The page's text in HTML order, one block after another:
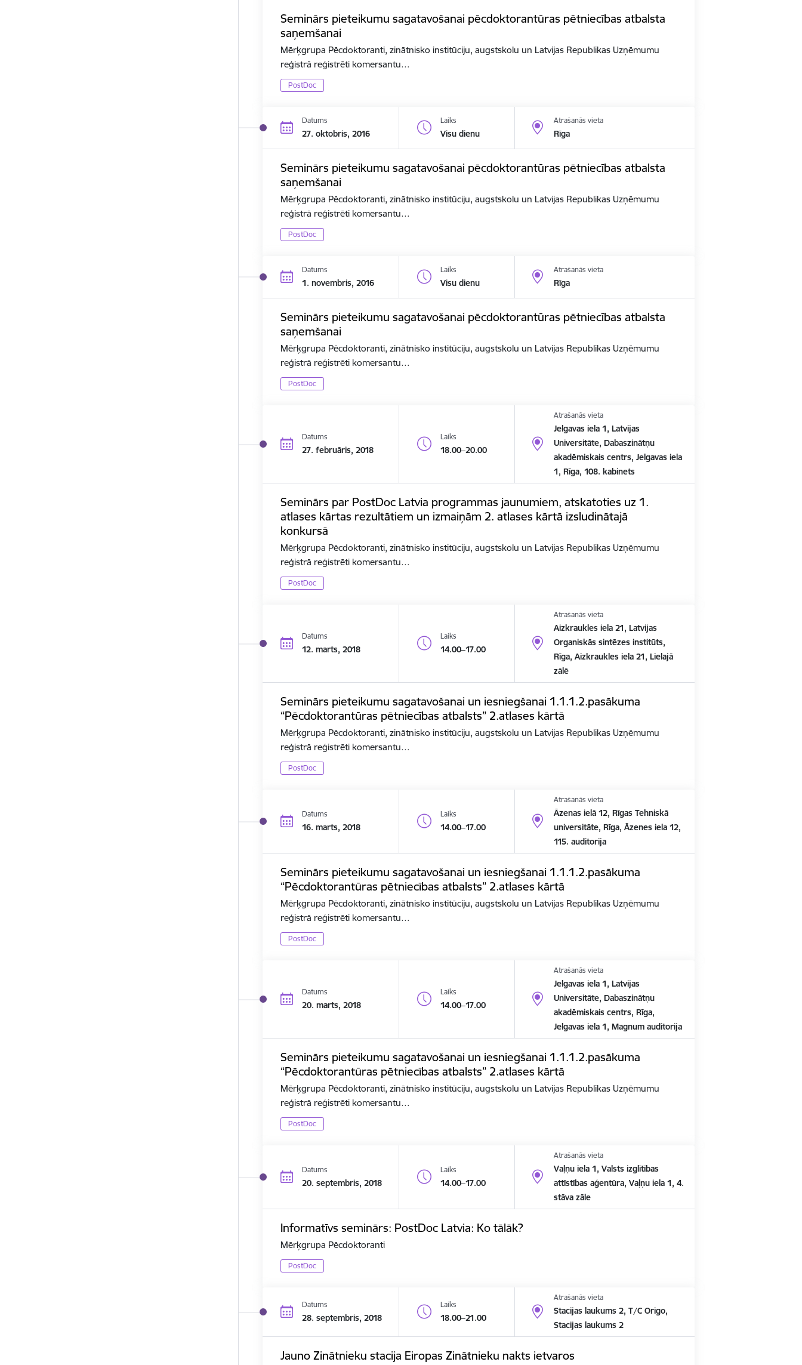
Seminārs pieteikumu sagatavošanai pēcdoktorantūras pētniecības atbalsta
saņemšanai
Mērķgrupa Pēcdoktoranti, zinātnisko institūciju, augstskolu un Latvijas Republikas Uzņēmumu
reģistrā reģistrēti komersantu…
PostDoc
Datums
27. oktobris, 2016
Laiks
Visu dienu
Atrašanās vieta
Rīga
Seminārs pieteikumu sagatavošanai pēcdoktorantūras pētniecības atbalsta
saņemšanai
Mērķgrupa Pēcdoktoranti, zinātnisko institūciju, augstskolu un Latvijas Republikas Uzņēmumu
reģistrā reģistrēti komersantu…
PostDoc
Datums
1. novembris, 2016
Laiks
Visu dienu
Atrašanās vieta
Rīga
Seminārs pieteikumu sagatavošanai pēcdoktorantūras pētniecības atbalsta
saņemšanai
Mērķgrupa Pēcdoktoranti, zinātnisko institūciju, augstskolu un Latvijas Republikas Uzņēmumu
reģistrā reģistrēti komersantu…
PostDoc
Datums
27. februāris, 2018
Laiks
18.00–20.00
Atrašanās vieta
Jelgavas iela 1, Latvijas
Universitāte, Dabaszinātņu
akadēmiskais centrs, Jelgavas iela
1, Rīga, 108. kabinets
Seminārs par PostDoc Latvia programmas jaunumiem, atskatoties uz 1.
atlases kārtas rezultātiem un izmaiņām 2. atlases kārtā izsludinātajā
konkursā
Mērķgrupa Pēcdoktoranti, zinātnisko institūciju, augstskolu un Latvijas Republikas Uzņēmumu
reģistrā reģistrēti komersantu…
PostDoc
Datums
12. marts, 2018
Laiks
14.00–17.00
Atrašanās vieta
Aizkraukles iela 21, Latvijas
Organiskās sintēzes institūts,
Rīga, Aizkraukles iela 21, Lielajā
zālē
Seminārs pieteikumu sagatavošanai un iesniegšanai 1.1.1.2.pasākuma
“Pēcdoktorantūras pētniecības atbalsts” 2.atlases kārtā
Mērķgrupa Pēcdoktoranti, zinātnisko institūciju, augstskolu un Latvijas Republikas Uzņēmumu
reģistrā reģistrēti komersantu…
PostDoc
Datums
16. marts, 2018
Laiks
14.00–17.00
Atrašanās vieta
Āzenas ielā 12, Rīgas Tehniskā
universitāte, Rīga, Āzenes iela 12,
115. auditorija
Seminārs pieteikumu sagatavošanai un iesniegšanai 1.1.1.2.pasākuma
“Pēcdoktorantūras pētniecības atbalsts” 2.atlases kārtā
Mērķgrupa Pēcdoktoranti, zinātnisko institūciju, augstskolu un Latvijas Republikas Uzņēmumu
reģistrā reģistrēti komersantu…
PostDoc
Datums
20. marts, 2018
Laiks
14.00–17.00
Atrašanās vieta
Jelgavas iela 1, Latvijas
Universitāte, Dabaszinātņu
akadēmiskais centrs, Rīga,
Jelgavas iela 1, Magnum auditorija
Seminārs pieteikumu sagatavošanai un iesniegšanai 1.1.1.2.pasākuma
“Pēcdoktorantūras pētniecības atbalsts” 2.atlases kārtā
Mērķgrupa Pēcdoktoranti, zinātnisko institūciju, augstskolu un Latvijas Republikas Uzņēmumu
reģistrā reģistrēti komersantu…
PostDoc
Datums
20. septembris, 2018
Laiks
14.00–17.00
Atrašanās vieta
Vaļņu iela 1, Valsts izglītības
attīstības aģentūra, Vaļņu iela 1, 4.
stāva zāle
Informatīvs seminārs: PostDoc Latvia: Ko tālāk?
Mērķgrupa Pēcdoktoranti
PostDoc
Datums
28. septembris, 2018
Laiks
18.00–21.00
Atrašanās vieta
Stacijas laukums 2, T/C Origo,
Stacijas laukums 2
Jauno Zinātnieku stacija Eiropas Zinātnieku nakts ietvaros